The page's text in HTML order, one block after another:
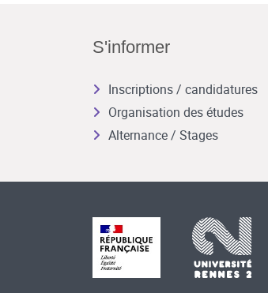
S'informer
Inscriptions / candidatures
Organisation des études
Alternance / Stages